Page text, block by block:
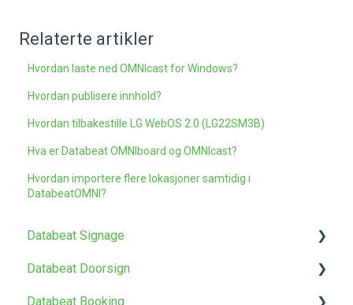
Relaterte artikler
Hvordan laste ned OMNIcast for Windows?
Hvordan publisere innhold?
Hvordan tilbakestille LG WebOS 2.0 (LG22SM3B)
Hva er Databeat OMNIboard og OMNIcast?
Hvordan importere flere lokasjoner samtidig i
DatabeatOMNI?
Databeat Signage
Kom i gang
Media
Databeat Doorsign
Kom i gang
Databeat Booking